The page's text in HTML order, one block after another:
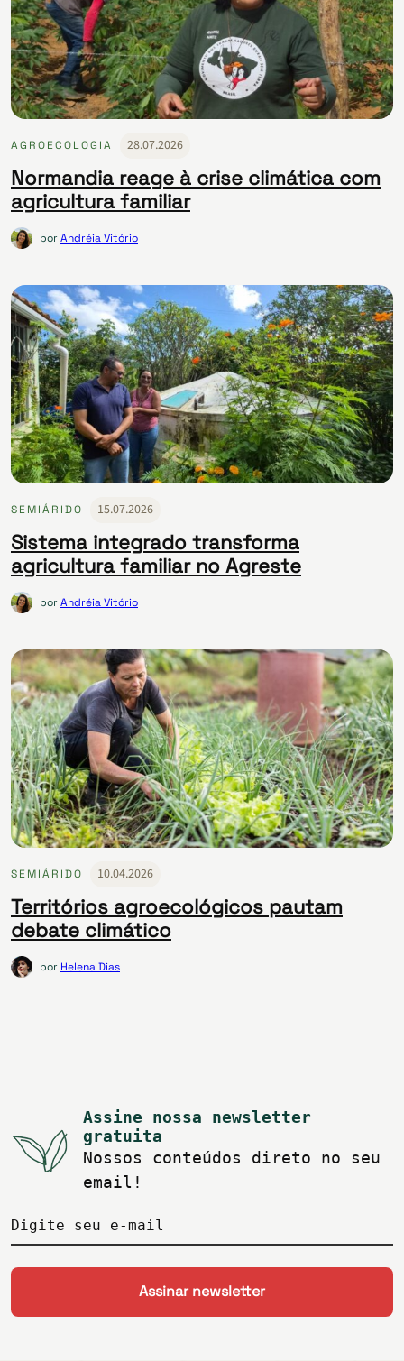
AGROECOLOGIA 28.07.2026
Normandia reage à crise climática com
agricultura familiar
porAndréia Vitório
SEMIÁRIDO 15.07.2026
Sistema integrado transforma
agricultura familiar no Agreste
porAndréia Vitório
SEMIÁRIDO 10.04.2026
​​Territórios agroecológicos pautam
debate climático
por Helena Dias
Assine nossa newsletter
gratuita
Nossos conteúdos direto no seu
email!
Digite seu e-mail